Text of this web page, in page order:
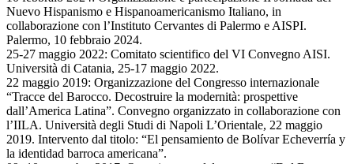
Nuevo Hispanismo e Hispanoamericanismo Italiano, in
collaborazione con l’Instituto Cervantes di Palermo e AISPI.
Palermo, 10 febbraio 2024.
25-27 maggio 2022: Comitato scientifico del VI Convegno AISI.
Università di Catania, 25-17 maggio 2022.
22 maggio 2019: Organizzazione del Congresso internazionale
“Tracce del Barocco. Decostruire la modernità: prospettive
dall’America Latina”. Convegno organizzato in collaborazione con
l’IILA. Università degli Studi di Napoli L’Orientale, 22 maggio
2019. Intervento dal titolo: “El pensamiento de Bolívar Echeverría y
la identidad barroca americana”.